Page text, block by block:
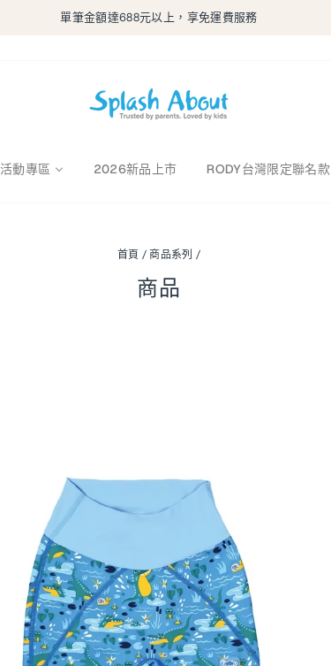
放
2026 新品上市！ 立即前往選購 >
活動專區 2026新品上市 RODY台灣限定聯名款
首頁 /商品系列 /
商品